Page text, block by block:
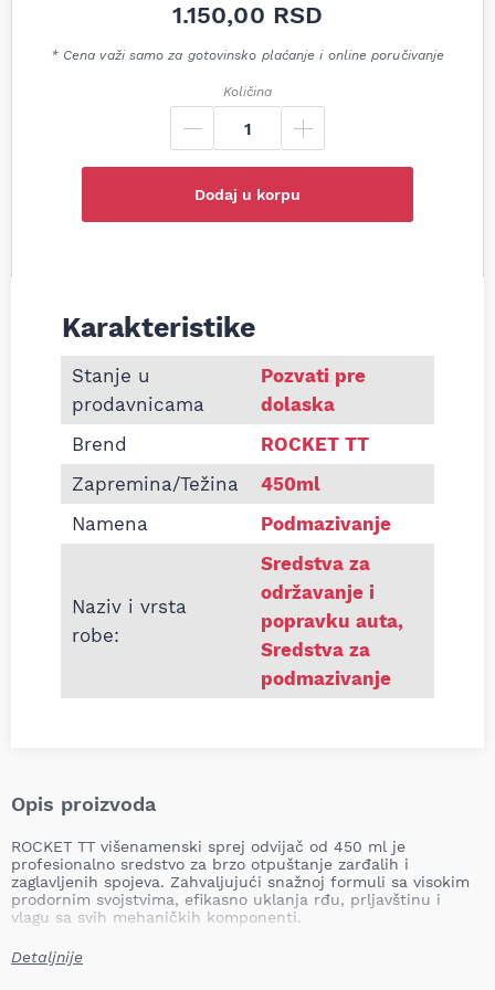
1.150,00 RSD
* Cena važi samo za gotovinsko plaćanje i online poručivanje
Količina
Dodaj u korpu
Informacije o Sprej višenamenski ROCKET TT
Karakteristike
Stanje u
prodavnicama
Pozvati pre
dolaska
Brend
ROCKET TT
Zapremina/Težina
450ml
Namena
Podmazivanje
Naziv i vrsta
robe:
Sredstva za
održavanje i
popravku auta,
Sredstva za
podmazivanje
Opis proizvoda
ROCKET TT višenamenski sprej odvijač od 450 ml je
profesionalno sredstvo za brzo otpuštanje zarđalih i
zaglavljenih spojeva. Zahvaljujući snažnoj formuli sa visokim
prodornim svojstvima, efikasno uklanja rđu, prljavštinu i
vlagu sa svih mehaničkih komponenti.
Primena
Detaljnije